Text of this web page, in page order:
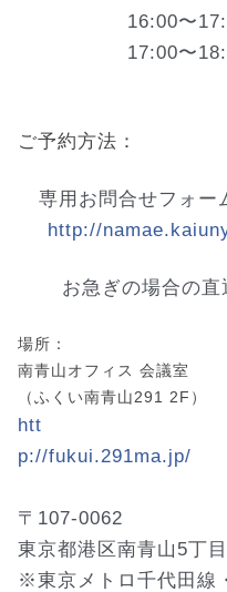
16:00〜
17:00〜
ご予約方法：
専用お問合せフォー
http://
お急ぎの場合の
場所：
南青山オフィス 会議室
（ふくい南青山291 2F）
htt
p://fukui.291ma.jp/
〒107-0062
東京都港区南青山5丁
※東京メトロ千代田線